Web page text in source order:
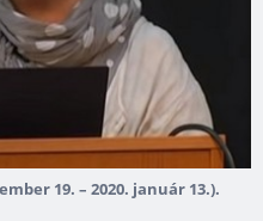
19. – 2020. január 13.).